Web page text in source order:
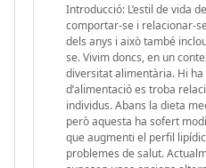
Introducció: L’estil de vida
comportar-se i relacionar-
dels anys i això també
se. Vivim doncs, en un
diversitat alimentària. Hi
d’alimentació es troba
individus. Abans la dieta
però aquesta ha sofert
que augmenti el perfil
problemes de salut.